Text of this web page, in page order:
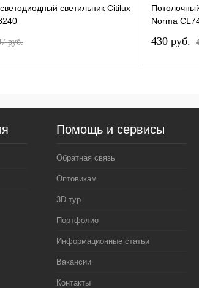
светильник Citilux
pуб.
Norma
430 pуб.
Помощь и сервисы
Обратная связь
Оптовикам
3D тур
Портфолио
Информационные статьи
Вакансии
Контакты